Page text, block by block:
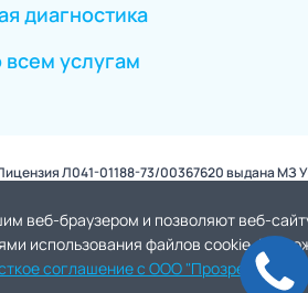
диагностика
услугам
Л041-01188-73/00367620 выдана МЗ
веб-браузером и позволяют веб-
использования файлов cookie, Вы
соглашение с ООО "Прозрение"
.